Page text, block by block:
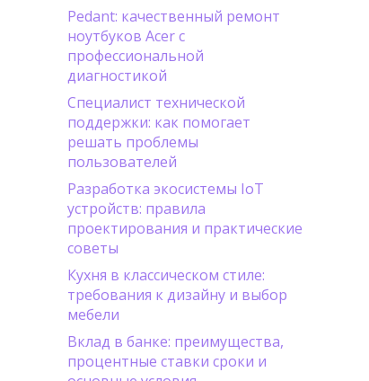
Pedant: качественный ремонт
ноутбуков Acer с
профессиональной
диагностикой
Специалист технической
поддержки: как помогает
решать проблемы
пользователей
Разработка экосистемы IoT
устройств: правила
проектирования и практические
советы
Кухня в классическом стиле:
требования к дизайну и выбор
мебели
Вклад в банке: преимущества,
процентные ставки сроки и